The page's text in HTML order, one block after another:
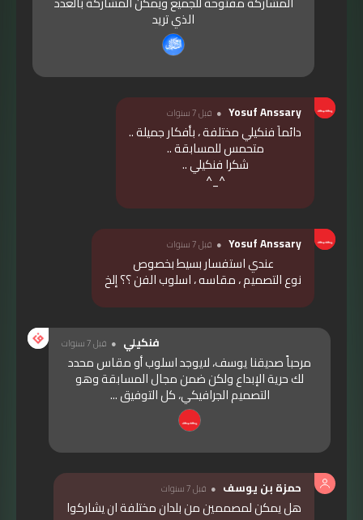
الذي تريد
Yosuf Anssary قبل 7 سنوات
دائماَ فنكيلي مختلفة ، بأفكار جميلة ..
متحمس للمسابقة ..
شكرا فنكيلي ..
^_^
Yosuf Anssary قبل 7 سنوات
عندي استفسار بسيط بخصوص
نوع التصميم ، مقاسه ، اسلوب الفن ؟؟ إلخ
فنكيلي قبل 7 سنوات
مرحباً صديقنا يوسف، لايوجد اسلوب أو مقاس محدد
لك حرية الإبداع ولكن ضمن مجال المسابقة وهو
التصميم الجرافيكي، كل التوفيق ...
حمزة بن يوسف قبل 7 سنوات
هل يمكن لمصممين من بلدان مختلفة ان يشاركوا